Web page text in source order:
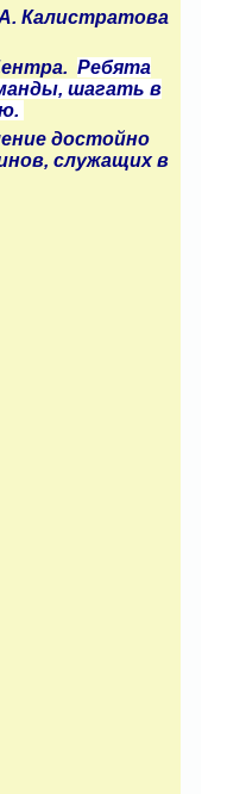
Калистратова
Ребята
шагать в
достойно
служащих в